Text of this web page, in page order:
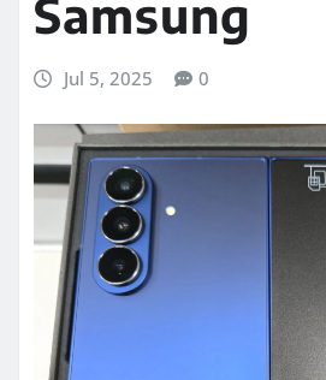
Samsung
Jul 5, 2025 0